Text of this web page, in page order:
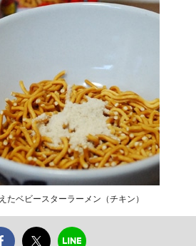
たベビースターラーメン（チキン）